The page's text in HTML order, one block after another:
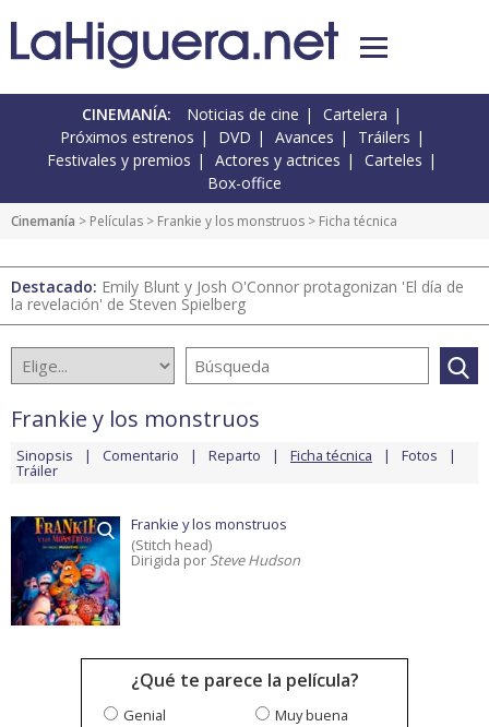
CINEMANÍA: Noticias de cine
Cartelera
Próximos estrenos
DVD Avances
Tráilers
Festivales y premios
Actores y actrices
Carteles
Box-office
Cinemanía > Películas > Frankie y los monstruos > Ficha técnica
Destacado: Emily Blunt y Josh O'Connor protagonizan 'El día de
la revelación' de Steven Spielberg
Frankie y los monstruos
Sinopsis Comentario Reparto Ficha técnica Fotos
Tráiler
Frankie y los monstruos
(Stitch head)
Dirigida por Steve Hudson
¿Qué te parece la película?
Genial
Muy buena